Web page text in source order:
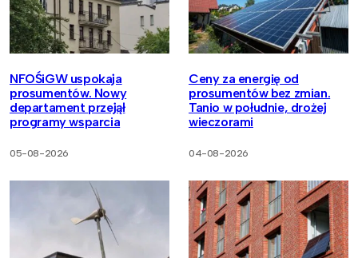
NFOŚiGW uspokaja
prosumentów. Nowy
departament przejął
programy wsparcia
05-08-2026
Ceny za energię od
prosumentów bez zmian.
Tanio w południe, drożej
wieczorami
04-08-2026